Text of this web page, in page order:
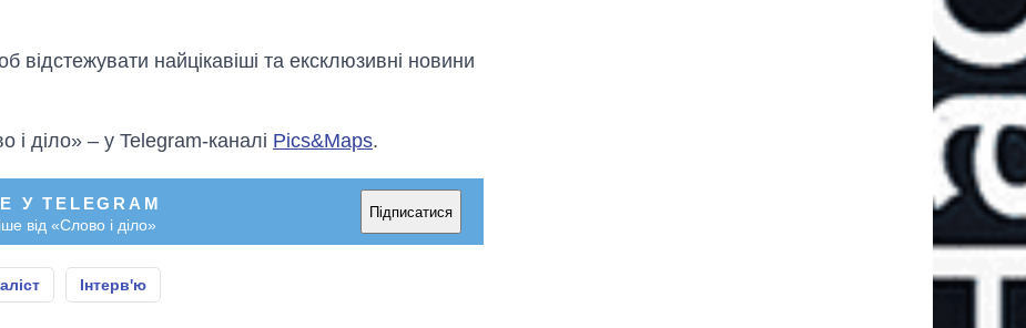
відстежувати найцікавіші та ексклюзивні новини
і діло» – у Telegram-каналі Pics&Maps.
У TELEGRAM
від «Слово і діло»
Підписатися
Інтерв'ю